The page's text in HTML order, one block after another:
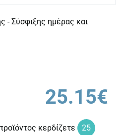
- Σύσφιξης ημέρας και
25.15€
κερδίζετε
25